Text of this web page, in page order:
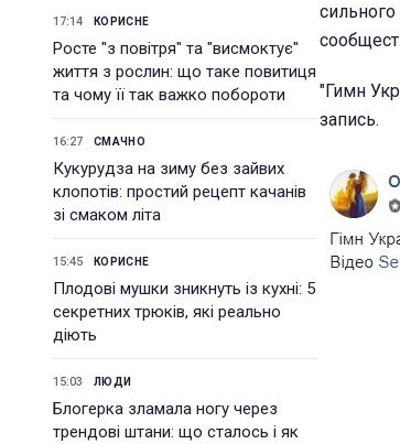
17:14 КОРИСНЕ
Росте "з повітря" та "висмоктує"
життя з рослин: що таке повитиця
та чому її так важко побороти
16:27 СМАЧНО
Кукурудза на зиму без зайвих
клопотів: простий рецепт качанів
зі смаком літа
15:45 КОРИСНЕ
Плодові мушки зникнуть із кухні: 5
секретних трюків, які реально
діють
15:03 ЛЮДИ
Блогерка зламала ногу через
трендові штани: що сталось і як
"Гимн
запись.